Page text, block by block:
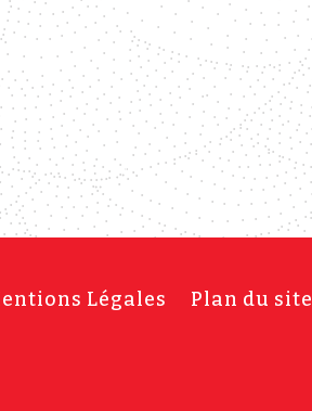
Légales Plan du site